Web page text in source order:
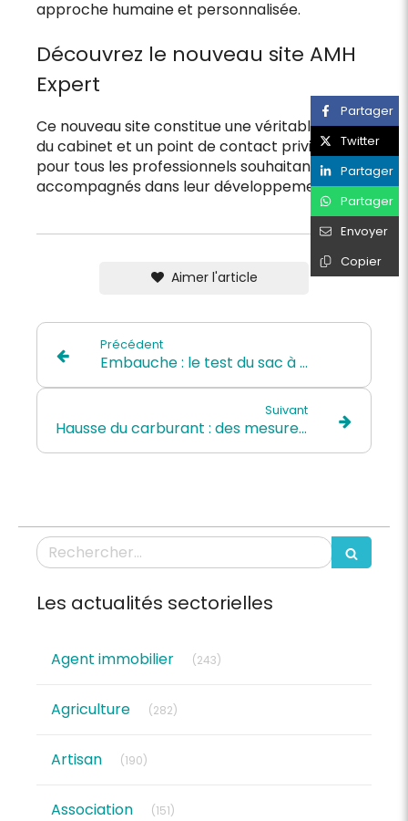
approche humaine et personnalisée.
Découvrez le nouveau site AMH
Expert
Ce nouveau site constitue une véritable vitrine
du cabinet et un point de contact privilégié
pour tous les professionnels souhaitant être
accompagnés dans leur développement.
Aimer l'article
Précédent
Embauche : le test du sac à main est illicite
Suivant
Hausse du carburant : des mesures prises par l’Urssaf
Partager
Twitter
Partager
Partager
Envoyer
Copier
Rechercher
Les actualités sectorielles
Agent immobilier (243)
Agriculture (282)
Artisan (190)
Association (151)